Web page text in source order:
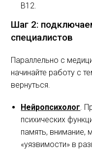
B12.
Шаг 2:
специалистов
Параллельно с
начинайте работу с
вернуться.
Нейропсихолог.
психических
память, внимание,
«уязвимости» в